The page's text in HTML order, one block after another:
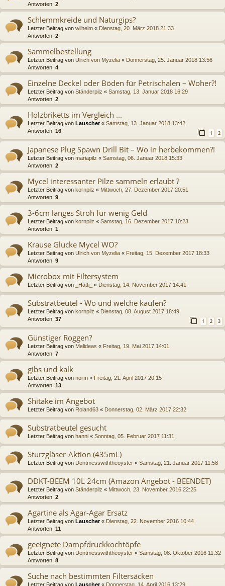
Antworten: 2
Schlemmkreide und Naturgips?
Letzter Beitrag von wilhelm « Dienstag, 20. März 2018 21:33
Antworten: 2
Sammelbestellung
Letzter Beitrag von Ulrich von Myzelia « Donnerstag, 25. Januar 2018 13:56
Antworten: 4
Einzelne Deckel oder Böden für Petrischalen – Woher?!
Letzter Beitrag von Ständerpilz « Samstag, 13. Januar 2018 16:29
Antworten: 2
Holzbriketts im Vergleich ...
Letzter Beitrag von Lauscher« Samstag, 13. Januar 2018 13:42
Antworten: 16 1 2
Japanese Plug Spawn Drill Bit – Wo in herbekommen?!
Letzter Beitrag von mariapilz « Samstag, 06. Januar 2018 15:33
Antworten: 2
Mycel interessanter Pilze sammeln erlaubt ?
Letzter Beitrag von kornpilz « Mittwoch, 27. Dezember 2017 20:51
Antworten: 9
3-6cm langes Stroh für wenig Geld
Letzter Beitrag von kornpilz « Samstag, 16. Dezember 2017 10:23
Antworten: 1
Krause Glucke Mycel WO?
Letzter Beitrag von Ulrich von Myzelia « Freitag, 15. Dezember 2017 18:33
Antworten: 9
Microbox mit Filtersystem
Letzter Beitrag von _Hatti_ « Dienstag, 14. November 2017 14:41
Substratbeutel - Wo und welche kaufen?
Letzter Beitrag von kornpilz « Dienstag, 08. August 2017 18:49
Antworten: 37 1 2 3
Günstiger Roggen?
Letzter Beitrag von Melideas « Freitag, 19. Mai 2017 14:01
Antworten: 7
gibs und kalk
Letzter Beitrag von norm « Freitag, 21. April 2017 20:15
Antworten: 13
Shitake im Angebot
Letzter Beitrag von Roland63 « Donnerstag, 02. März 2017 22:32
Substratbeutel gesucht
Letzter Beitrag von hanni « Sonntag, 05. Februar 2017 11:31
Sturzgläser-Aktion (435mL)
Letzter Beitrag von Dontmesswiththeoyster « Samstag, 21. Januar 2017 11:58
DDKT-BEEM 10L 24cm (Amazon Angebot - BEENDET)
Letzter Beitrag von Ständerpilz « Mittwoch, 23. November 2016 22:25
Antworten: 2
Agartine als Agar-Agar Ersatz
Letzter Beitrag von Lauscher« Dienstag, 22. November 2016 10:44
Antworten: 11
geeignete Dampfdruckkochtöpfe
Letzter Beitrag von Dontmesswiththeoyster « Samstag, 08. Oktober 2016 11:32
Antworten: 8
Suche nach bestimmten Filtersäcken
Letzter Beitrag von Lauscher« Donnerstag, 14. April 2016 13:29